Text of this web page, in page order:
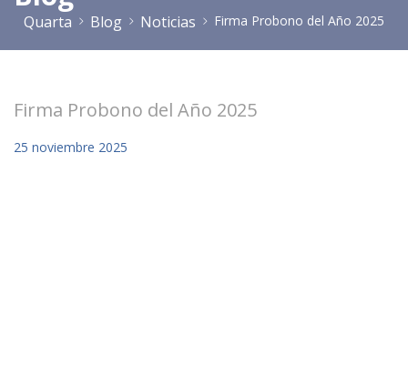
Quarta Blog Noticias Firma Probono del Año 2025
Firma Probono del Año 2025
25 noviembre 2025